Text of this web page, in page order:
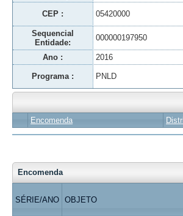
CEP : 05420000
Sequencial
Entidade:
000000197950
Ano : 2016
Programa : PNLD
Encomenda
Encomenda
SÉRIE/ANO OBJETO